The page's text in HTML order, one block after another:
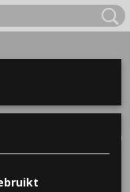
(0)
Slaapkamer